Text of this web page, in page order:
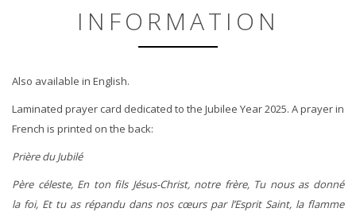
INFORMATION
Also available in English.
Laminated prayer card dedicated to the Jubilee Year 2025. A prayer in
French is printed on the back:
Prière du Jubilé
Père céleste, En ton fils Jésus-Christ, notre frère, Tu nous as donné
la foi, Et tu as répandu dans nos cœurs par l’Esprit Saint, la flamme